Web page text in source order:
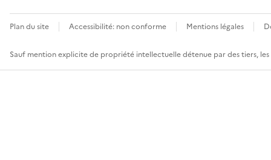
Plan du site Accessibilité: non conforme Mentions légales
Sauf mention explicite de propriété intellectuelle détenue par des tiers,